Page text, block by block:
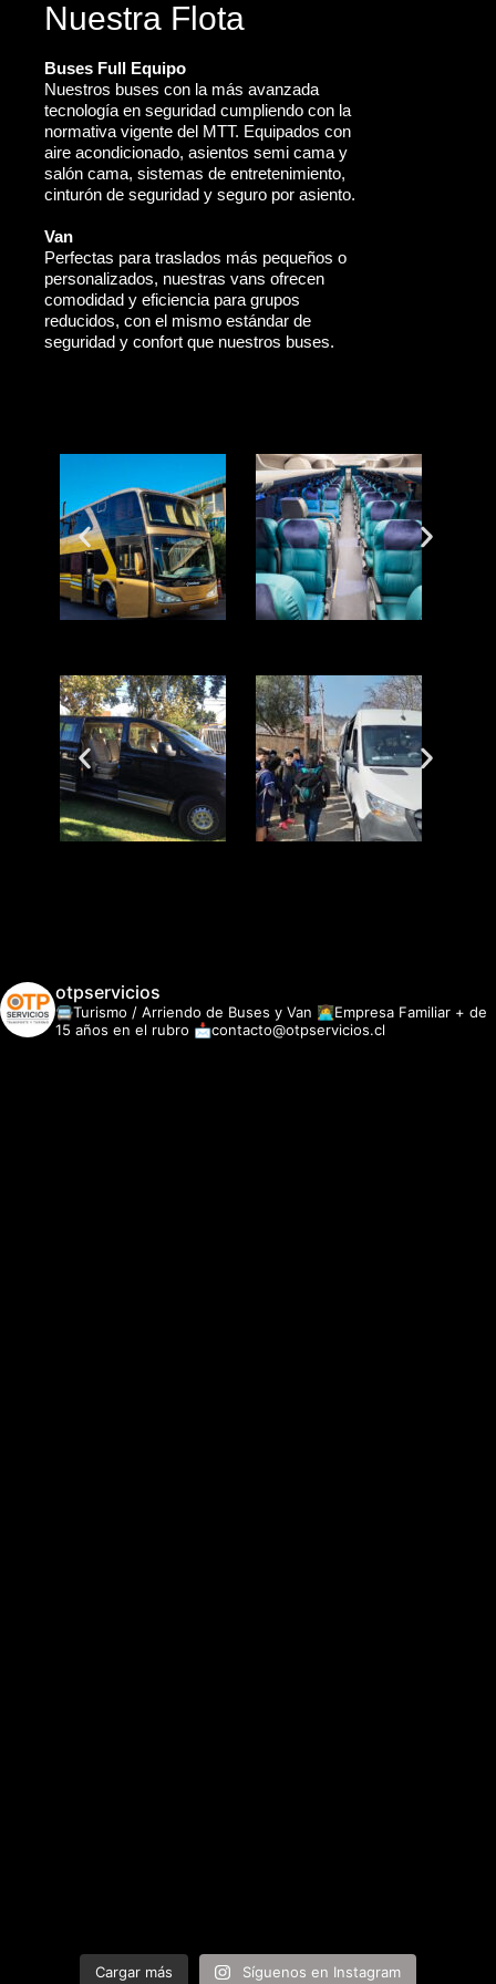
Nuestra Flota
Buses Full Equipo
Nuestros buses con la más avanzada
tecnología en seguridad cumpliendo con la
normativa vigente del MTT. Equipados con
aire acondicionado, asientos semi cama y
salón cama, sistemas de entretenimiento,
cinturón de seguridad y seguro por asiento.
Van
Perfectas para traslados más pequeños o
personalizados, nuestras vans ofrecen
comodidad y eficiencia para grupos
reducidos, con el mismo estándar de
seguridad y confort que nuestros buses.
otpservicios
🚍Turismo / Arriendo de Buses y Van 👩‍💻Empresa Familiar + de
15 años en el rubro 📩contacto@otpservicios.cl
Cargar más Síguenos en Instagram